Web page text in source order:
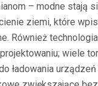
– modne stają
ziemi, które
Również
wiele
ładowania